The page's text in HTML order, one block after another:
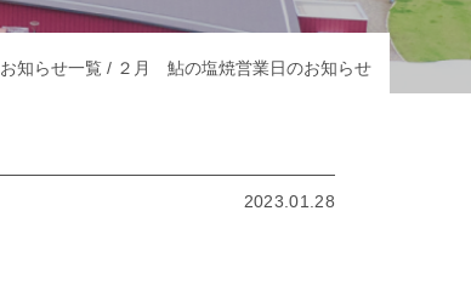
お知らせ一覧/ ２月 鮎の塩焼営業日のお知らせ
2023.01.28